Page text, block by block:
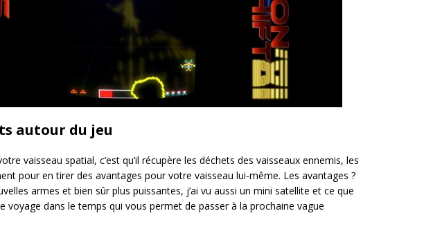
autour du jeu
vaisseau spatial, c’est qu’il récupère les déchets des vaisseaux ennemis, les
pour en tirer des avantages pour votre vaisseau lui-même. Les avantages ?
armes et bien sûr plus puissantes, j’ai vu aussi un mini satellite et ce que
le voyage dans le temps qui vous permet de passer à la prochaine vague